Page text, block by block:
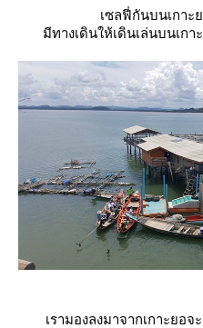
เซลฟี่กันบนเกาะ
มีทางเดินให้เดินเล่นบนเกา
เรามองลงมาจากเกาะยอ